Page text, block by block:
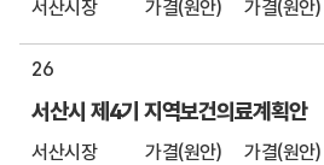
서산시장 가결(원안) 가결(원안)
26
서산시 제4기 지역보건의료계획안
서산시장 가결(원안) 가결(원안)